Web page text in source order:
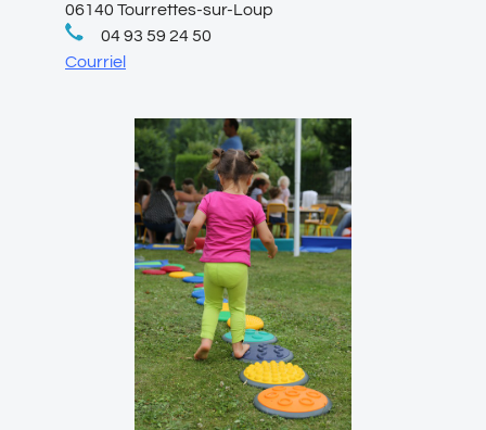
06140 Tourrettes-sur-Loup
04 93 59 24 50
Courriel